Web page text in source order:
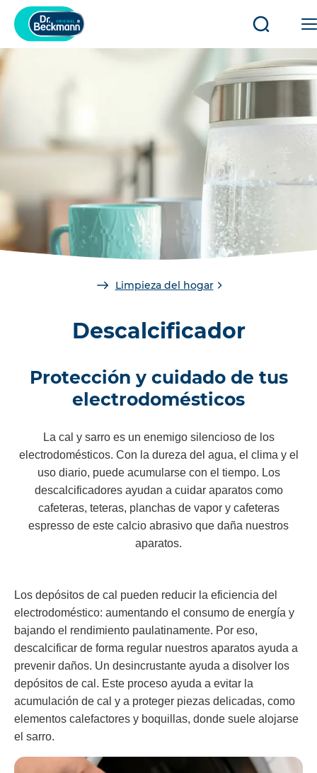
Abrir/
Limpieza del hogar
Descalcificador
Protección y cuidado de tus
electrodomésticos
La cal y sarro es un enemigo silencioso de los
electrodomésticos. Con la dureza del agua, el clima y el
uso diario, puede acumularse con el tiempo. Los
descalcificadores ayudan a cuidar aparatos como
cafeteras, teteras, planchas de vapor y cafeteras
espresso de este calcio abrasivo que daña nuestros
aparatos.
Los depósitos de cal pueden reducir la eficiencia del
electrodoméstico: aumentando el consumo de energía y
bajando el rendimiento paulatinamente. Por eso,
descalcificar de forma regular nuestros aparatos ayuda a
prevenir daños. Un desincrustante ayuda a disolver los
depósitos de cal. Este proceso ayuda a evitar la
acumulación de cal y a proteger piezas delicadas, como
elementos calefactores y boquillas, donde suele alojarse
el sarro.